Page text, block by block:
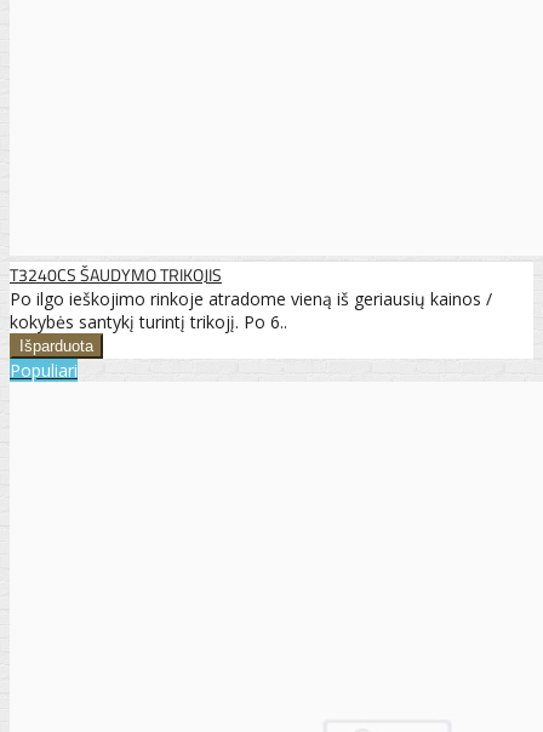
T3240CS ŠAUDYMO TRIKOJIS
Po ilgo ieškojimo rinkoje atradome vieną iš geriausių kainos /
kokybės santykį turintį trikojį. Po 6..
Populiari